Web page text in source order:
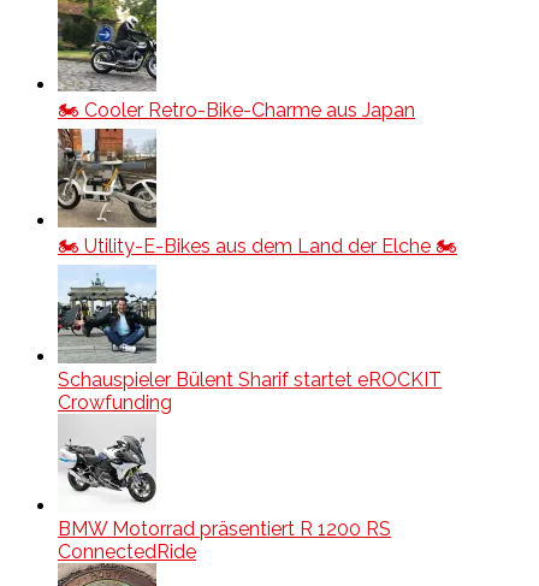
🏍️ Cooler Retro-Bike-Charme aus Japan
🏍️ Utility-E-Bikes aus dem Land der Elche 🏍️
Schauspieler Bülent Sharif startet eROCKIT
Crowfunding
BMW Motorrad präsentiert R 1200 RS
ConnectedRide